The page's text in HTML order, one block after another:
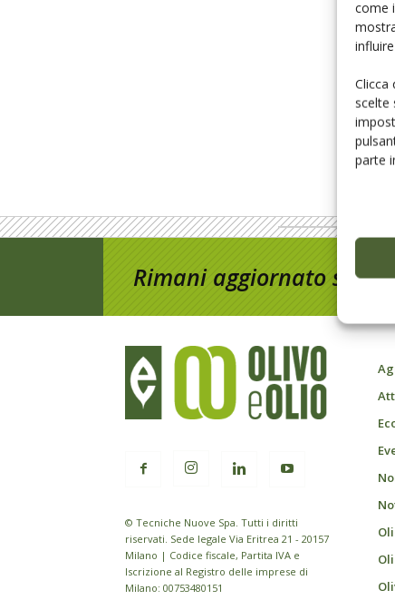
come
Clicca
scelte
parte
Rimani aggiornato sul
© Tecniche Nuove Spa. Tutti i diritti
riservati. Sede legale Via Eritrea 21 - 20157
Milano | Codice fiscale, Partita IVA e
Iscrizione al Registro delle imprese di
Milano: 00753480151